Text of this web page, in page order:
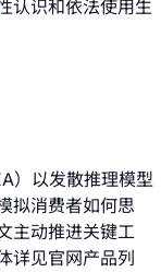
认识和依法使用生
）以发散推理模型
拟消费者如何思
主动推进关键工
详见官网产品列